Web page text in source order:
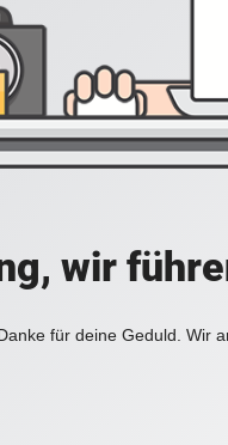
wir
für deine Geduld. Wir